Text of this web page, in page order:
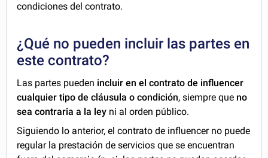
condiciones del contrato.
¿Qué no pueden incluir las partes en
este contrato?
Las partes pueden incluir en el contrato de influencer
cualquier tipo de cláusula o condición, siempre que no
sea contraria a la ley ni al orden público.
Siguiendo lo anterior, el contrato de influencer no puede
regular la prestación de servicios que se encuentran